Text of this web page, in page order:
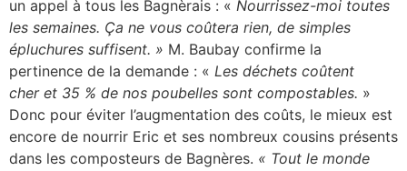
un appel à tous les Bagnèrais : « Nourrissez-moi toutes
les semaines. Ça ne vous coûtera rien, de simples
épluchures suffisent. » M. Baubay confirme la
pertinence de la demande : « Les déchets coûtent
cher et 35 % de nos poubelles sont compostables. »
Donc pour éviter l’augmentation des coûts, le mieux est
encore de nourrir Eric et ses nombreux cousins présents
dans les composteurs de Bagnères. « Tout le monde